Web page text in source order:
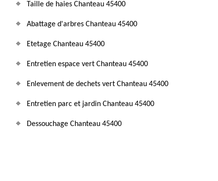
Taille de haies Chanteau 45400
Abattage d'arbres Chanteau 45400
Etetage Chanteau 45400
Entretien espace vert Chanteau 45400
Enlevement de dechets vert Chanteau 45400
Entretien parc et jardin Chanteau 45400
Dessouchage Chanteau 45400